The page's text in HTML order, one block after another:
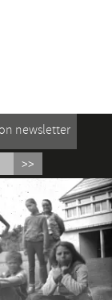
de
newsletter